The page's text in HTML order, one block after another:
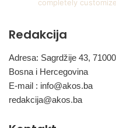
completely
Redakcija
Adresa: Sagrdžije 43,
Bosna i Hercegovina
E-mail : info@akos.ba
redakcija@akos.ba